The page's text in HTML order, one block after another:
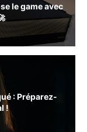
le game avec
: Préparez-
!